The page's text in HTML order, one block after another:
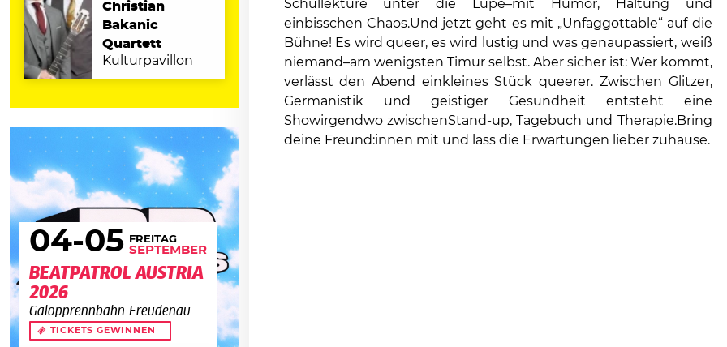
Schullektüre unter die Lupe–mit Humor, Haltung und
einbisschen Chaos.Und jetzt geht es mit „Unfaggottable“ auf die
Bühne! Es wird queer, es wird lustig und was genaupassiert, weiß
niemand–am wenigsten Timur selbst. Aber sicher ist: Wer kommt,
verlässt den Abend einkleines Stück queerer. Zwischen Glitzer,
Germanistik und geistiger Gesundheit entsteht eine
Showirgendwo zwischenStand-up, Tagebuch und Therapie.Bring
deine Freund:innen mit und lass die Erwartungen lieber zuhause.
Christian
Bakanic
Quartett
Kulturpavillon
04-05 FREITAG
SEPTEMBER
BEATPATROL AUSTRIA
2026
Galopprennbahn Freudenau
TICKETS GEWINNEN